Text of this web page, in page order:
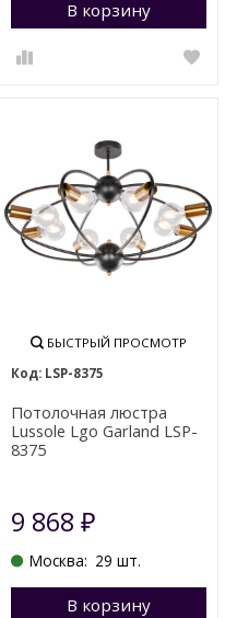
Перейти в корзину
В корзину
Перейти в корзину
БЫСТРЫЙ ПРОСМОТР
LSP-8375
Потолочная люстра
Lussole Lgo Garland LSP-
8375
9 868 ₽
Москва: 29 шт.
В корзину